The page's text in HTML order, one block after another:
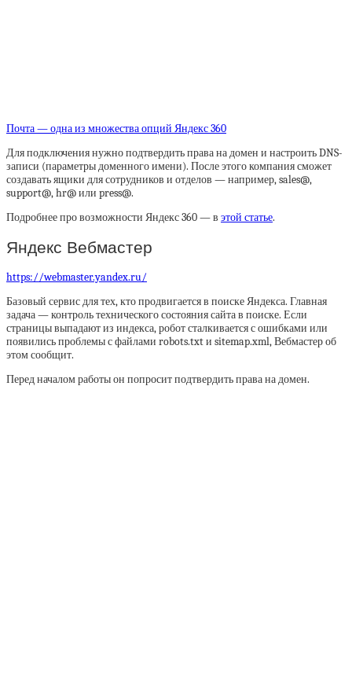
Почта — одна из множества опций Яндекс 360
Для подключения нужно подтвердить права на домен и настроить DNS-
записи (параметры доменного имени). После этого компания сможет
создавать ящики для сотрудников и отделов — например, sales@,
support@, hr@ или press@.
Подробнее про возможности Яндекс 360 — в этой статье.
Яндекс Вебмастер
https://webmaster.yandex.ru/
Базовый сервис для тех, кто продвигается в поиске Яндекса. Главная
задача — контроль технического состояния сайта в поиске. Если
страницы выпадают из индекса, робот сталкивается с ошибками или
появились проблемы с файлами robots.txt и sitemap.xml, Вебмастер об
этом сообщит.
Перед началом работы он попросит подтвердить права на домен.